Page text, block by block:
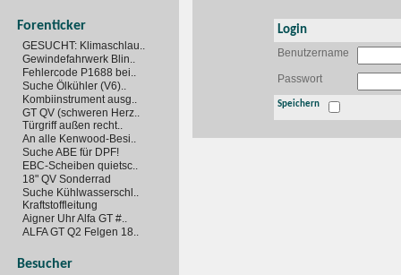
Forenticker
GESUCHT: Klimaschlau..
Gewindefahrwerk Blin..
Fehlercode P1688 bei..
Suche Ölkühler (V6)..
Kombiinstrument ausg..
GT QV (schweren Herz..
Türgriff außen recht..
An alle Kenwood-Besi..
Suche ABE für DPF!
EBC-Scheiben quietsc..
18" QV Sonderrad
Suche Kühlwasserschl..
Kraftstoffleitung
Aigner Uhr Alfa GT #..
ALFA GT Q2 Felgen 18..
Besucher
Login
Benutzername
Passwort
Speichern